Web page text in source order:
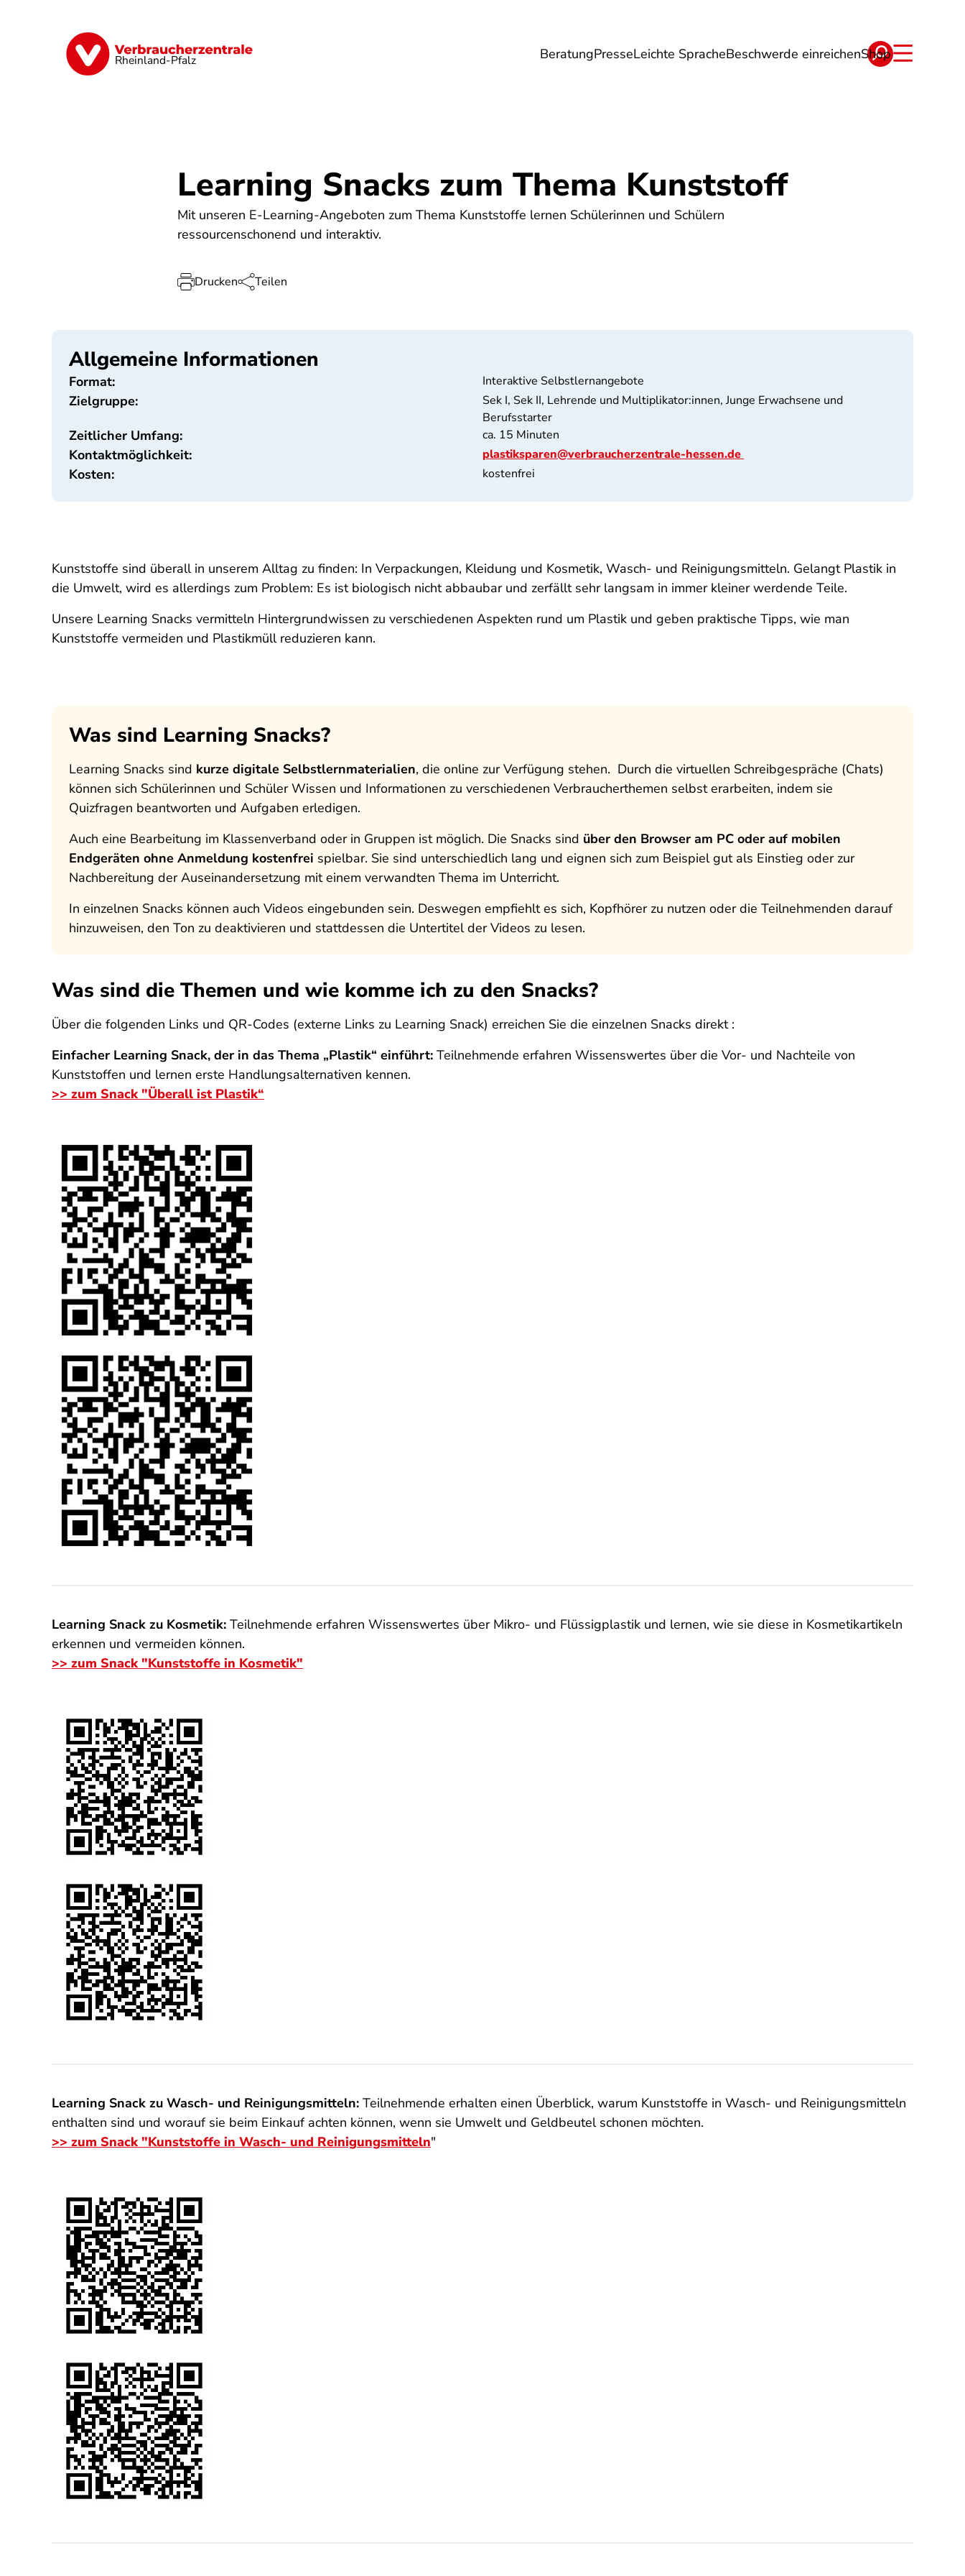
Rheinland-Pfalz BeratungPresseLeichte SpracheBeschwerde einreichenShop
Digitales Finanzen & Versicherung Gesundheit & Pflege Energie Reise Verträge
Learning Snacks zum Thema Kunststoff
Mit unseren E-Learning-Angeboten zum Thema Kunststoffe lernen Schülerinnen und Schülern
ressourcenschonend und interaktiv.
Drucken Teilen
Allgemeine Informationen
Format: Interaktive Selbstlernangebote
Zielgruppe:
Sek I, Sek II, Lehrende und Multiplikator:innen, Junge Erwachsene und
Berufsstarter
Zeitlicher Umfang: ca. 15 Minuten
Kontaktmöglichkeit: plastiksparen@verbraucherzentrale-hessen.de
Kosten: kostenfrei
Kunststoffe sind überall in unserem Alltag zu finden: In Verpackungen, Kleidung und Kosmetik, Wasch- und Reinigungsmitteln. Gelangt Plastik in
die Umwelt, wird es allerdings zum Problem: Es ist biologisch nicht abbaubar und zerfällt sehr langsam in immer kleiner werdende Teile.
Unsere Learning Snacks vermitteln Hintergrundwissen zu verschiedenen Aspekten rund um Plastik und geben praktische Tipps, wie man
Kunststoffe vermeiden und Plastikmüll reduzieren kann.
Was sind Learning Snacks?
Learning Snacks sind kurze digitale Selbstlernmaterialien, die online zur Verfügung stehen. Durch die virtuellen Schreibgespräche (Chats)
können sich Schülerinnen und Schüler Wissen und Informationen zu verschiedenen Verbraucherthemen selbst erarbeiten, indem sie
Quizfragen beantworten und Aufgaben erledigen.
Auch eine Bearbeitung im Klassenverband oder in Gruppen ist möglich. Die Snacks sind über den Browser am PC oder auf mobilen
Endgeräten ohne Anmeldung kostenfrei spielbar. Sie sind unterschiedlich lang und eignen sich zum Beispiel gut als Einstieg oder zur
Nachbereitung der Auseinandersetzung mit einem verwandten Thema im Unterricht.
In einzelnen Snacks können auch Videos eingebunden sein. Deswegen empfiehlt es sich, Kopfhörer zu nutzen oder die Teilnehmenden darauf
hinzuweisen, den Ton zu deaktivieren und stattdessen die Untertitel der Videos zu lesen.
Was sind die Themen und wie komme ich zu den Snacks?
Über die folgenden Links und QR-Codes (externe Links zu Learning Snack) erreichen Sie die einzelnen Snacks direkt :
Einfacher Learning Snack, der in das Thema „Plastik“ einführt: Teilnehmende erfahren Wissenswertes über die Vor- und Nachteile von
Kunststoffen und lernen erste Handlungsalternativen kennen.
>> zum Snack "Überall ist Plastik“
Learning Snack zu Kosmetik: Teilnehmende erfahren Wissenswertes über Mikro- und Flüssigplastik und lernen, wie sie diese in Kosmetikartikeln
erkennen und vermeiden können.
>> zum Snack "Kunststoffe in Kosmetik"
Learning Snack zu Wasch- und Reinigungsmitteln: Teilnehmende erhalten einen Überblick, warum Kunststoffe in Wasch- und Reinigungsmitteln
enthalten sind und worauf sie beim Einkauf achten können, wenn sie Umwelt und Geldbeutel schonen möchten.
>> zum Snack "Kunststoffe in Wasch- und Reinigungsmitteln"